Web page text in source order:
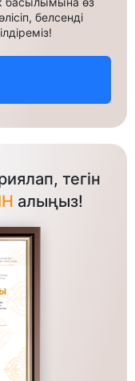
белсенді
тегін
алыңыз!